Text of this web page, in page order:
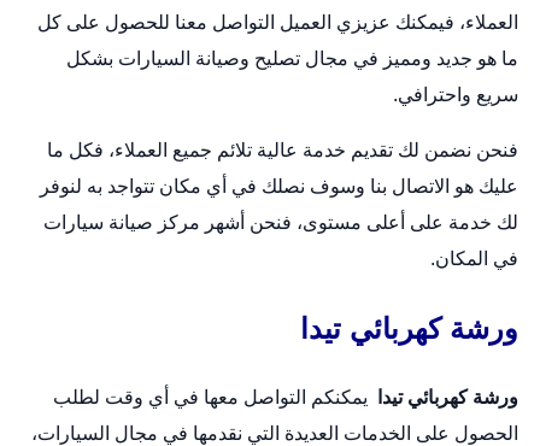
العملاء، فيمكنك عزيزي العميل التواصل معنا للحصول على كل
ما هو جديد ومميز في مجال تصليح وصيانة السيارات بشكل
سريع واحترافي.
فنحن نضمن لك تقديم خدمة عالية تلائم جميع العملاء، فكل ما
عليك هو الاتصال بنا وسوف نصلك في أي مكان تتواجد به لنوفر
لك خدمة على أعلى مستوى، فنحن أشهر مركز صيانة سيارات
في المكان.
ورشة كهربائي تيدا
ورشة كهربائي تيدا
يمكنكم التواصل معها في أي وقت لطلب
الحصول على الخدمات العديدة التي نقدمها في مجال السيارات،